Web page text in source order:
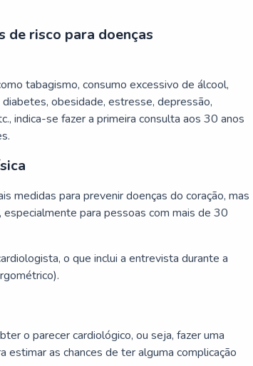
de risco para doenças
tabagismo, consumo excessivo de álcool,
obesidade, estresse, depressão,
indica-se fazer a primeira consulta aos 30 anos
medidas para prevenir doenças do coração, mas
para pessoas com mais de 30
o que inclui a entrevista durante a
o parecer cardiológico, ou seja, fazer uma
estimar as chances de ter alguma complicação